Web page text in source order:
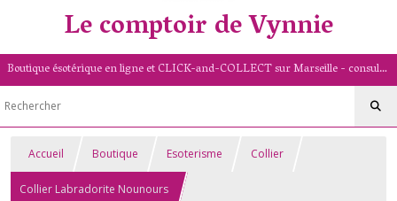
Le comptoir de Vynnie
Boutique ésotérique en ligne et CLICK-and-COLLECT sur Marseille - consultation de voyance par mail - livret numérologique (13/PACA)
Accueil Boutique Esoterisme Collier
Collier Labradorite Nounours